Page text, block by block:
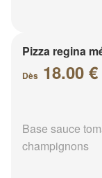
Pizza regina
Dès 18.00 €
Base sauce
champignons